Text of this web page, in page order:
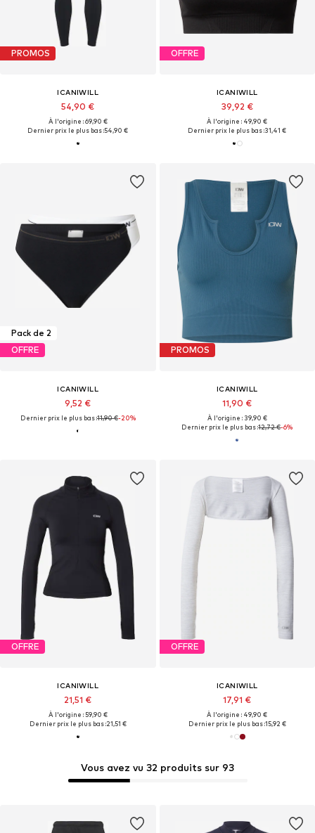
PROMOS
ICANIWILL
54,90 €
À l'origine : 69,90 €
Dernier prix le plus bas :54,90 €
OFFRE
ICANIWILL
39,92 €
À l'origine : 49,90 €
Dernier prix le plus bas :31,41 €
Vous avez vu 32 produits sur 93
Pack de 2
OFFRE
ICANIWILL
9,52 €
Dernier prix le plus bas :11,90 €-20%
PROMOS
ICANIWILL
11,90 €
À l'origine : 39,90 €
Dernier prix le plus bas :12,72 €-6%
OFFRE
ICANIWILL
21,51 €
À l'origine : 59,90 €
Dernier prix le plus bas :21,51 €
OFFRE
ICANIWILL
17,91 €
À l'origine : 49,90 €
Dernier prix le plus bas :15,92 €